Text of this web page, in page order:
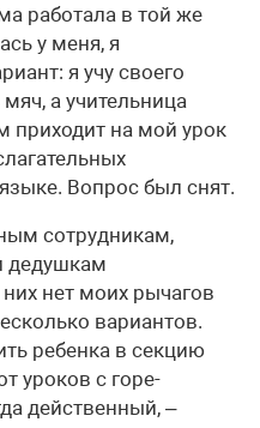
работала в той же
у меня, я
я учу своего
а учительница
приходит на мой урок
Вопрос был снят.
сотрудникам,
дедушкам
нет моих рычагов
вариантов.
ребенка в секцию
уроков с горе-
действенный, –